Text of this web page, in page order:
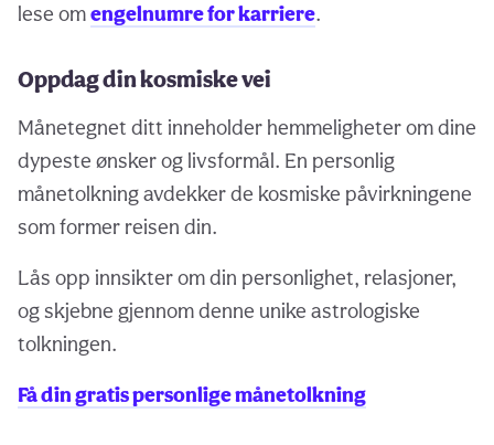
lese omengelnumre for karriere.
Oppdag din kosmiske vei
Månetegnet ditt inneholder hemmeligheter om dine
dypeste ønsker og livsformål. En personlig
månetolkning avdekker de kosmiske påvirkningene
som former reisen din.
Lås opp innsikter om din personlighet, relasjoner,
og skjebne gjennom denne unike astrologiske
tolkningen.
Få din gratis personlige månetolkning